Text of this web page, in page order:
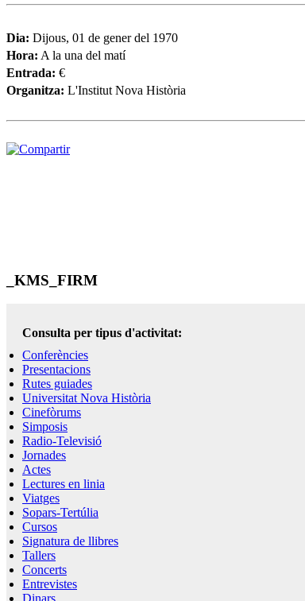
Dia: Dijous, 01 de gener del 1970
Hora: A la una del matí
Entrada: €
Organitza: L'Institut Nova Història
_KMS_FIRM
Consulta per tipus d'activitat:
Conferències
Presentacions
Rutes guiades
Universitat Nova Història
Cinefòrums
Simposis
Radio-Televisió
Jornades
Actes
Lectures en linia
Viatges
Sopars-Tertúlia
Cursos
Signatura de llibres
Tallers
Concerts
Entrevistes